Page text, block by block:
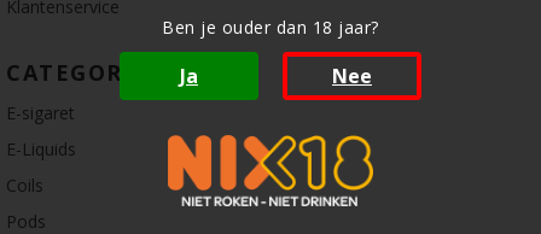
Ben je ouder dan 18 jaar?
Ja Nee
Klantenservice
CATEGORIE
E-sigaret
E-Liquids
Coils
Pods